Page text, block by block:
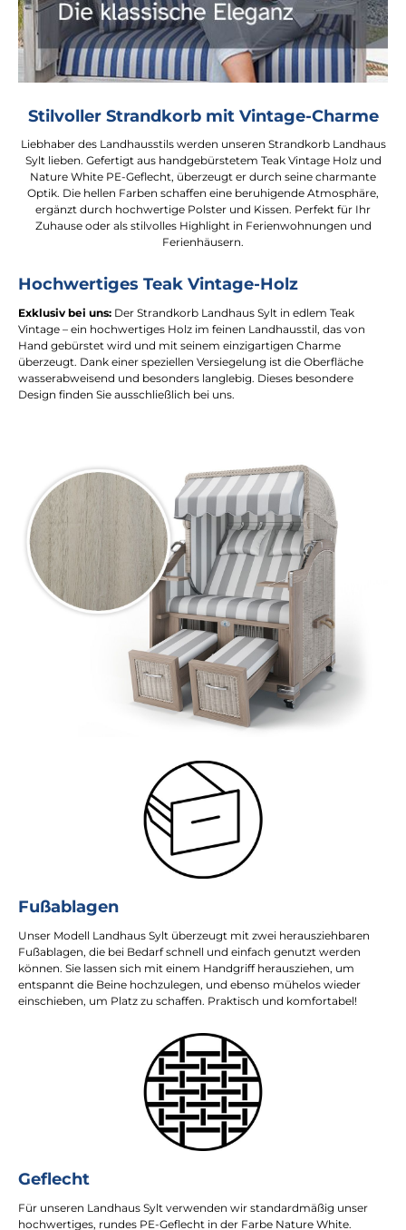
Stilvoller Strandkorb mit Vintage-Charme
Liebhaber des Landhausstils werden unseren Strandkorb Landhaus
Sylt lieben. Gefertigt aus handgebürstetem Teak Vintage Holz und
Nature White PE-Geflecht, überzeugt er durch seine charmante
Optik. Die hellen Farben schaffen eine beruhigende Atmosphäre,
ergänzt durch hochwertige Polster und Kissen. Perfekt für Ihr
Zuhause oder als stilvolles Highlight in Ferienwohnungen und
Ferienhäusern.
Hochwertiges Teak Vintage-Holz
Exklusiv bei uns: Der Strandkorb Landhaus Sylt in edlem Teak
Vintage – ein hochwertiges Holz im feinen Landhausstil, das von
Hand gebürstet wird und mit seinem einzigartigen Charme
überzeugt. Dank einer speziellen Versiegelung ist die Oberfläche
wasserabweisend und besonders langlebig. Dieses besondere
Design finden Sie ausschließlich bei uns.
Fußablagen
Unser Modell Landhaus Sylt überzeugt mit zwei herausziehbaren
Fußablagen, die bei Bedarf schnell und einfach genutzt werden
können. Sie lassen sich mit einem Handgriff herausziehen, um
entspannt die Beine hochzulegen, und ebenso mühelos wieder
einschieben, um Platz zu schaffen. Praktisch und komfortabel!
Geflecht
Für unseren Landhaus Sylt verwenden wir standardmäßig unser
hochwertiges, rundes PE-Geflecht in der Farbe Nature White.